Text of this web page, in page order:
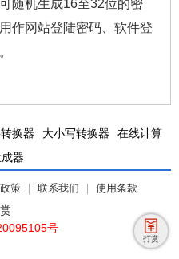
随机生成16至32位的密
作网站登陆密码、软件登
换器 大小写转换器
在线计算
器
策 联系我们 使用条款
号
打赏